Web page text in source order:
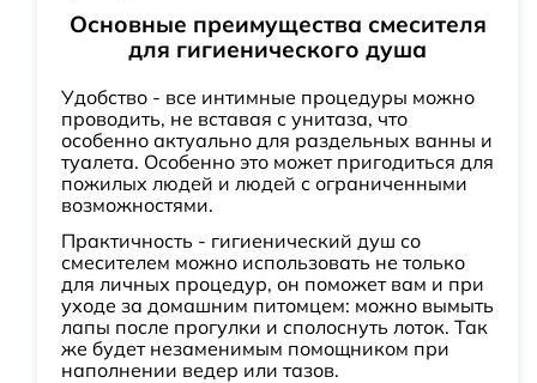
Основные преимущества смесителя
для гигиенического душа
Удобство - все интимные процедуры можно
проводить, не вставая с унитаза, что
особенно актуально для раздельных ванны и
туалета. Особенно это может пригодиться для
пожилых людей и людей с ограниченными
возможностями.
Практичность - гигиенический душ со
смесителем можно использовать не только
для личных процедур, он поможет вам и при
уходе за домашним питомцем: можно вымыть
лапы после прогулки и сполоснуть лоток. Так
же будет незаменимым помощником при
наполнении ведер или тазов.